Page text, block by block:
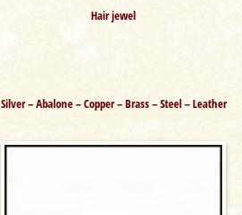
Hair jewel
Silver – Abalone – Copper – Brass – Steel – Leather